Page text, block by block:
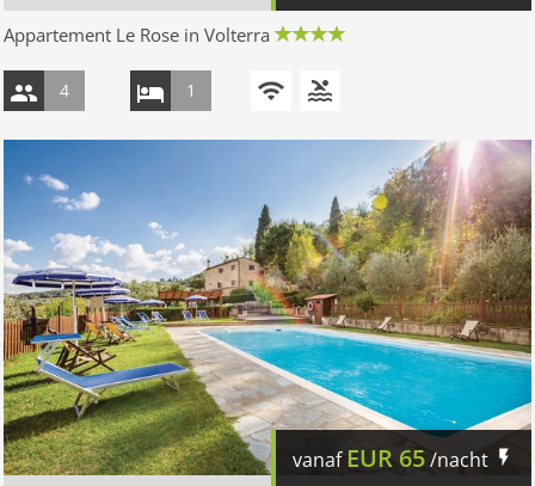
Appartement Le Rose in Volterra
4 1
vanafEUR 65/nacht